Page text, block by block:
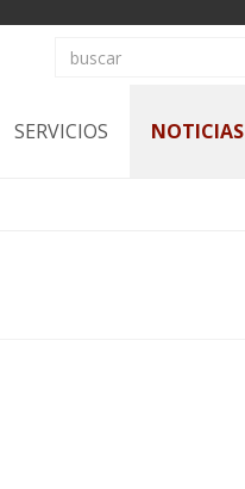
SERVICIOS NOTICIAS